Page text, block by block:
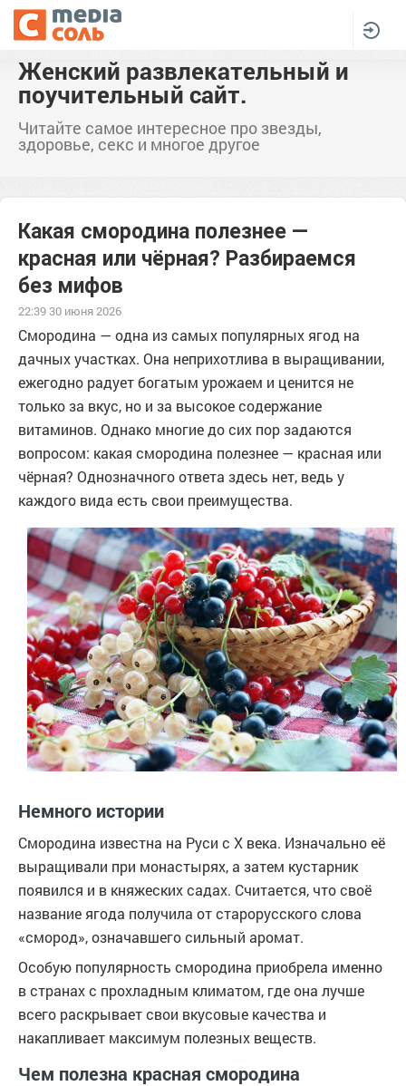
Женский развлекательный и
поучительный сайт.
Читайте самое интересное про звезды,
здоровье, секс и многое другое
Какая смородина полезнее —
красная или чёрная? Разбираемся
без мифов
22:39 30 июня 2026
Смородина — одна из самых популярных ягод на
дачных участках. Она неприхотлива в выращивании,
ежегодно радует богатым урожаем и ценится не
только за вкус, но и за высокое содержание
витаминов. Однако многие до сих пор задаются
вопросом: какая смородина полезнее — красная или
чёрная? Однозначного ответа здесь нет, ведь у
каждого вида есть свои преимущества.
Немного истории
Смородина известна на Руси с X века. Изначально её
выращивали при монастырях, а затем кустарник
появился и в княжеских садах. Считается, что своё
название ягода получила от старорусского слова
«смород», означавшего сильный аромат.
Особую популярность смородина приобрела именно
в странах с прохладным климатом, где она лучше
всего раскрывает свои вкусовые качества и
накапливает максимум полезных веществ.
Чем полезна красная смородина